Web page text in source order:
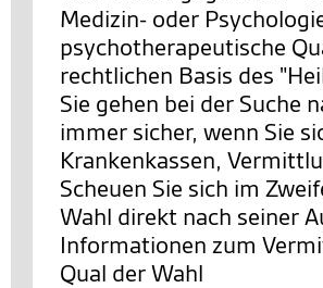
Medizin- oder
psychotherapeutische
rechtlichen Basis des
Sie gehen bei der Suche
immer sicher, wenn Sie
Krankenkassen,
Scheuen Sie sich im
Wahl direkt nach seiner
Informationen zum
Qual der Wahl